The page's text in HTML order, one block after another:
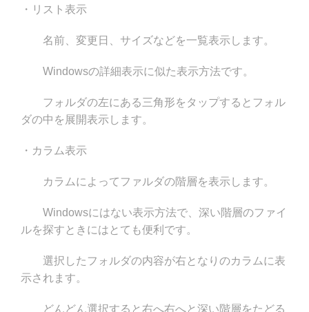
・リスト表示
名前、変更日、サイズなどを一覧表示します。
Windowsの詳細表示に似た表示方法です。
フォルダの左にある三角形をタップするとフォル
ダの中を展開表示します。
・カラム表示
カラムによってファルダの階層を表示します。
Windowsにはない表示方法で、深い階層のファイ
ルを探すときにはとても便利です。
選択したフォルダの内容が右となりのカラムに表
示されます。
どんどん選択すると右へ右へと深い階層をたどる